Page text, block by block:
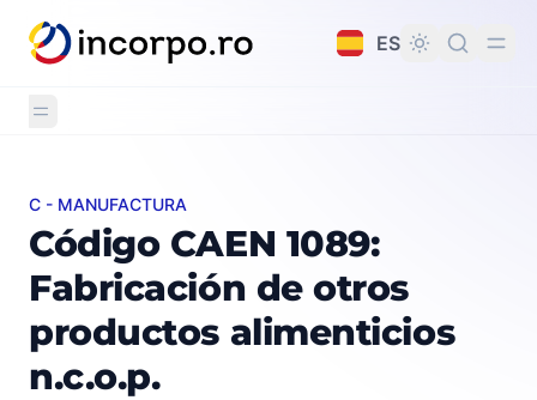
principal
ES
Código CAEN 1089: Fabricación de otros productos
C - MANUFACTURA
Código CAEN 1089:
Fabricación de otros
productos alimenticios
n.c.o.p.